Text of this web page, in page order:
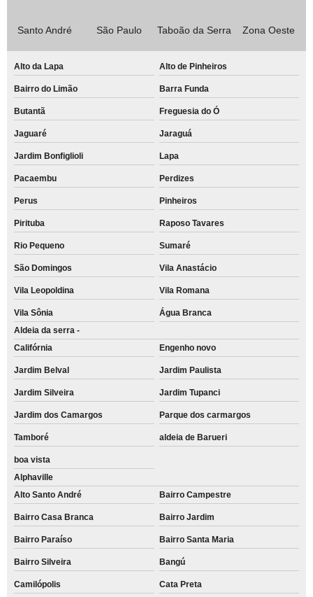
Santo André São Paulo Taboão da Serra Zona Oeste
Alto da Lapa Alto de Pinheiros
Bairro do Limão Barra Funda
Butantã Freguesia do Ó
Jaguaré Jaraguá
Jardim Bonfiglioli Lapa
Pacaembu Perdizes
Perus Pinheiros
Pirituba Raposo Tavares
Rio Pequeno Sumaré
São Domingos Vila Anastácio
Vila Leopoldina Vila Romana
Vila Sônia
Água Branca
Aldeia da serra -
Califórnia
Engenho novo
Jardim Belval Jardim Paulista
Jardim Silveira Jardim Tupanci
Jardim dos Camargos Parque dos carmargos
Tamboré aldeia de Barueri
boa vista
Alphaville
Alto Santo André
Bairro Campestre
Bairro Casa Branca Bairro Jardim
Bairro Paraíso Bairro Santa Maria
Bairro Silveira Bangú
Camilópolis Cata Preta